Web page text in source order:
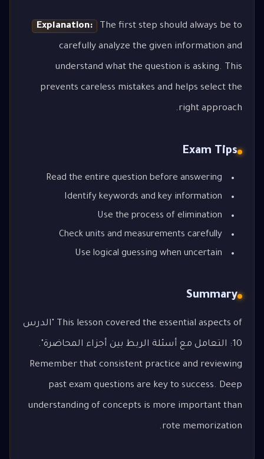
Explanation: The first step should always be to
carefully analyze the given information and
understand what the question is asking. This
prevents careless mistakes and helps select the
right approach.
Exam Tips
Read the entire question before answering
Identify keywords and key information
Use the process of elimination
Check units and measurements carefully
Use logical guessing when uncertain
Summary
This lesson covered the essential aspects of "الدرس
10: التعامل مع أسئلة الربط بين أجزاء المحاضرة".
Remember that consistent practice and reviewing
past exam questions are key to success. Deep
understanding of concepts is more important than
rote memorization.